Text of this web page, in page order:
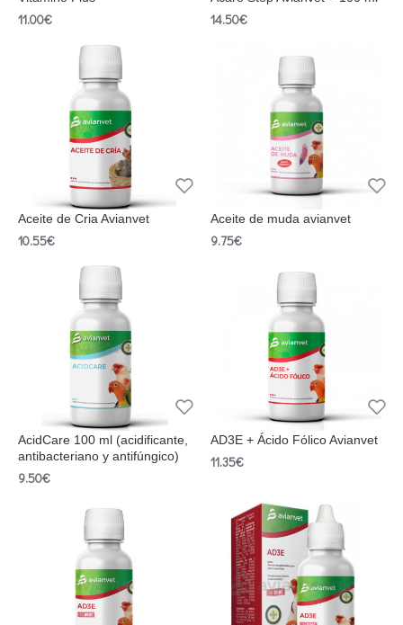
11.00€ 14.50€
Aceite de Cria Avianvet
10.55€
Aceite de muda avianvet
9.75€
AcidCare 100 ml (acidificante,
antibacteriano y antifúngico)
9.50€
AD3E + Ácido Fólico Avianvet
11.35€